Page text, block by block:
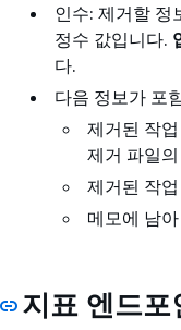
인수: 제거할 정
정수 값입니다.
다.
다음 정보가 포
제거된 작
제거 파일
제거된 작
메모에 남
지표 엔드포